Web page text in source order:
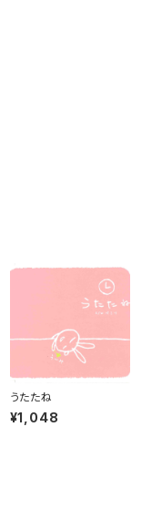
うたたね
¥1,048